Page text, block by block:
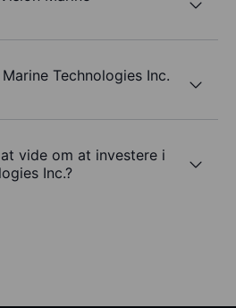
Technologies Inc.
vide om at investere i
Inc.?